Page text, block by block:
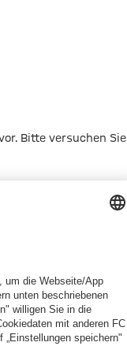
Bitte versuchen Sie